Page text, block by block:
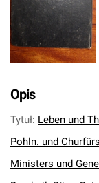
Opis
Tytuł: Leben und
Pohln. und
Ministers und